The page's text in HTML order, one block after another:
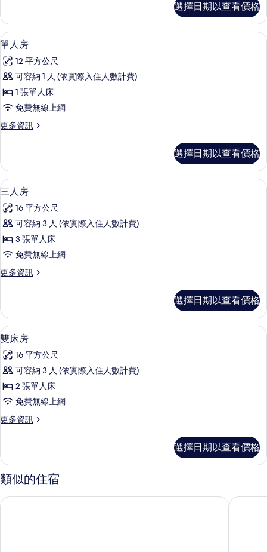
片
房
的
詳
選擇日期以查看價格
顯
示
單
人
房
所
相
片
單人房 | 書桌、遮光布/窗簾、免費無
3
單人房
12 平方公尺
可容納 1 人 (依實際入住人數計費)
1 張單人床
免費無線上網
更多資訊
更
房
的
詳
選擇日期以查看價格
顯
示
三
人
房
所
相
片
三人房 | 書桌、遮光布/窗簾、免費無
6
三人房
16 平方公尺
可容納 3 人 (依實際入住人數計費)
3 張單人床
免費無線上網
更多資訊
更
房
的
詳
選擇日期以查看價格
顯
示
雙
床
房
所
相
片
雙床房 | 書桌、遮光布/窗簾、免費無
4
雙床房
16 平方公尺
可容納 3 人 (依實際入住人數計費)
2 張單人床
免費無線上網
更多資訊
更
房
的
詳
選擇日期以查看價格
類似的住宿
加德爾鄉間環形飯店 Der